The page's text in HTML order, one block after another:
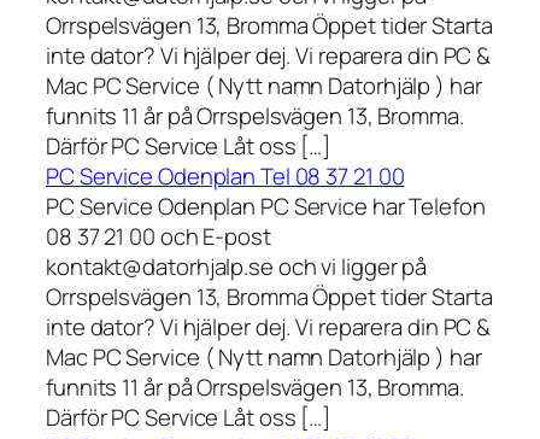
Orrspelsvägen 13, Bromma Öppet tider Starta
inte dator? Vi hjälper dej. Vi reparera din PC &
Mac PC Service ( Nytt namn Datorhjälp ) har
funnits 11 år på Orrspelsvägen 13, Bromma.
Därför PC Service Låt oss […]
PC Service Odenplan Tel 08 37 21 00
PC Service Odenplan PC Service har Telefon
08 37 21 00 och E-post
kontakt@datorhjalp.se och vi ligger på
Orrspelsvägen 13, Bromma Öppet tider Starta
inte dator? Vi hjälper dej. Vi reparera din PC &
Mac PC Service ( Nytt namn Datorhjälp ) har
funnits 11 år på Orrspelsvägen 13, Bromma.
Därför PC Service Låt oss […]